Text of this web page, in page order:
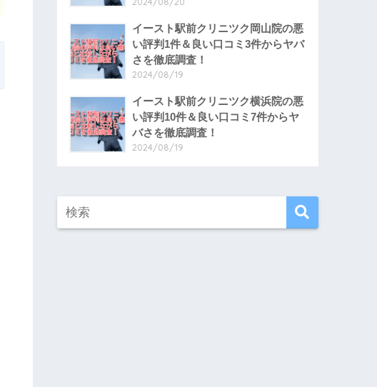
イースト駅前クリニツク岡山院の悪
い評判1件＆良い口コミ3件からヤバ
さを徹底調査！
2024/08/19
イースト駅前クリニツク横浜院の悪
い評判10件＆良い口コミ7件からヤ
バさを徹底調査！
2024/08/19